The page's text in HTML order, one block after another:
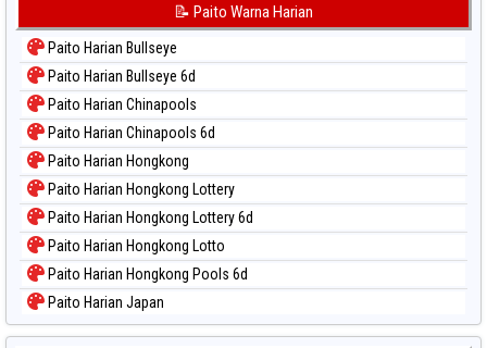
Paito Warna Kuda Lari
Paito Warna Magnum Cambodia
Paito Warna Nagoya
Paito Warna New York Midday
Paito Warna North Carolina Day
Paito Warna Pcso
Paito Warna Pennsylvania Day
Paito Warna Sao Paulo
Paito Warna Singapore
Paito Warna Sydney
Paito Warna Sydney Lottery
📝 Paito Warna Harian
Paito Harian Bullseye
Paito Harian Bullseye 6d
Paito Harian Chinapools
Paito Harian Chinapools 6d
Paito Harian Hongkong
Paito Harian Hongkong Lottery
Paito Harian Hongkong Lottery 6d
Paito Harian Hongkong Lotto
Paito Harian Hongkong Pools 6d
Paito Harian Japan
Paito Harian Japan 6d